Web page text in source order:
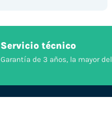
Servicio técnico
Garantía de 3 años, la mayor